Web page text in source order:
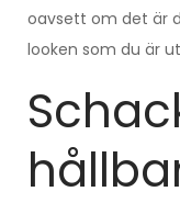
oavsett om det är
looken som du är